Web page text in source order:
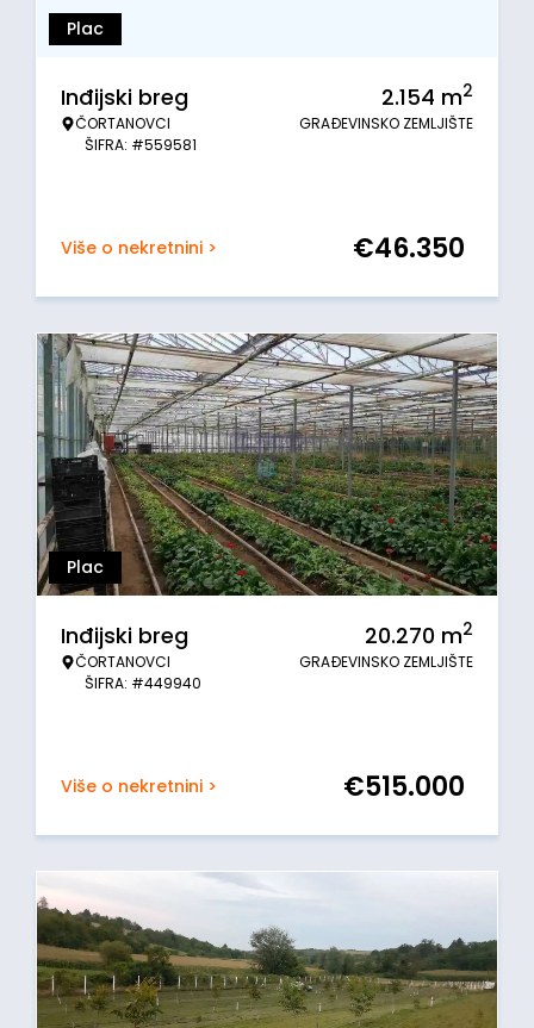
Plac
Inđijski breg
ČORTANOVCI
ŠIFRA: #559581
2.154 m2
GRAĐEVINSKO ZEMLJIŠTE
Više o nekretnini > €46.350
Plac
Inđijski breg
ČORTANOVCI
ŠIFRA: #449940
20.270 m2
GRAĐEVINSKO ZEMLJIŠTE
Više o nekretnini > €515.000